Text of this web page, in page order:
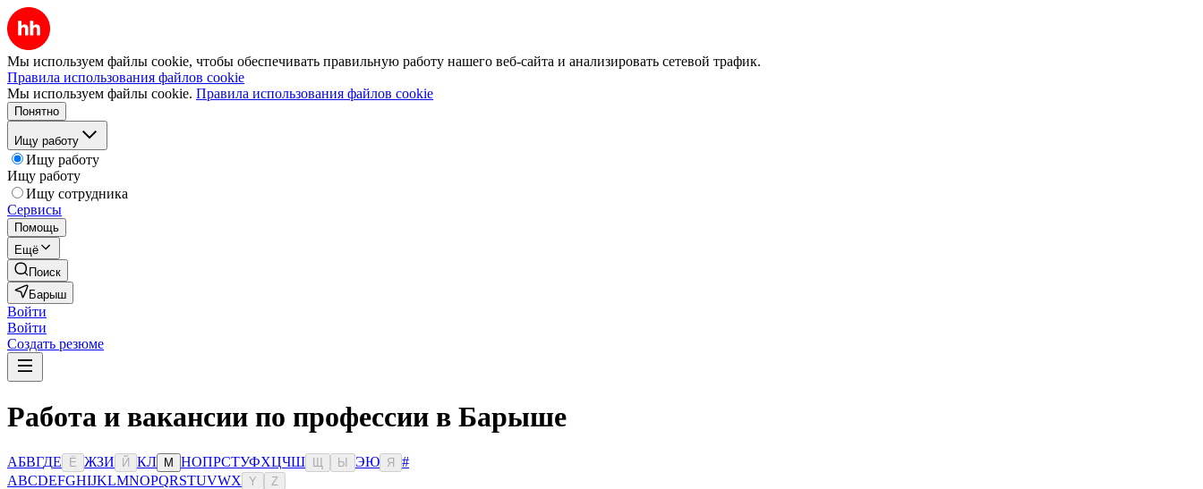
Мы используем файлы cookie, чтобы обеспечивать правильную работу нашего веб-сайта и анализировать сетевой трафик.
Правила использования файлов cookie
Мы используем файлы cookie. Правила использования файлов cookie
Понятно
Ищу работу
Ищу работу
Ищу работу
Ищу сотрудника
Сервисы
Помощь
Ещё
Поиск
Барыш
Войти
Войти
Создать резюме
Работа и вакансии по профессии в Барыше
АБВГДЕ Ё ЖЗИ Й КЛ М НОПРСТУФХЦЧШ Ы ЭЮ Я
#
ABCDEFGHIJKLMNOPQRSTUVWX Y Z